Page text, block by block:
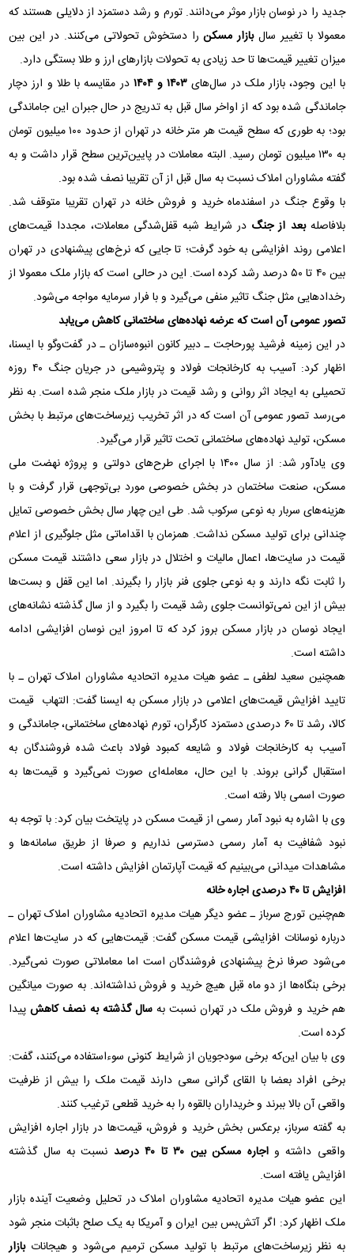
جدید را در نوسان بازار موثر می‌دانند. تورم و رشد دستمزد از دلایلی هستند که
معمولا با تغییر سالبازار مسکن را دستخوش تحولاتی می‌کنند. در این بین
میزان تغییر قیمت‌ها تا حد زیادی به تحولات بازارهای ارز و طلا بستگی دارد.
با این وجود، بازار ملک در سال‌های ۱۴۰۳ و ۱۴۰۴
در مقایسه با طلا و ارز دچار
جاماندگی شده بود که از اواخر سال قبل به تدریج در حال جبران این جاماندگی
بود؛ به طوری که سطح قیمت هر متر خانه در تهران از حدود ۱۰۰ میلیون تومان
به ۱۳۰ میلیون تومان رسید. البته معاملات در پایین‌ترین سطح قرار داشت و به
گفته مشاوران املاک نسبت به سال قبل از آن تقریبا نصف شده بود.
با وقوع جنگ در اسفندماه خرید و فروش خانه در تهران تقریبا متوقف شد.
بلافاصلهبعد از جنگ در شرایط شبه قفل‌شدگی معاملات، مجددا قیمت‌های
اعلامی روند افزایشی به خود گرفت؛ تا جایی که نرخ‌های پیشنهادی در تهران
بین ۴۰ تا ۵۰ درصد رشد کرده است. این در حالی است که بازار ملک معمولا از
رخدادهایی مثل جنگ تاثیر منفی می‌گیرد و با فرار سرمایه مواجه می‌شود.
تصور عمومی آن است که عرضه نهاده‌های ساختمانی کاهش می‌یابد
در این زمینه فرشید پورحاجت ـ دبیر کانون انبوه‌سازان ـ در گفت‌وگو با ایسنا،
اظهار کرد: آسیب به کارخانجات فولاد و پتروشیمی در جریان جنگ ۴۰ روزه
تحمیلی به ایجاد اثر روانی و رشد قیمت در بازار ملک منجر شده است. به نظر
می‌رسد تصور عمومی آن است که در اثر تخریب زیرساخت‌های مرتبط با بخش
مسکن، تولید نهاده‌های ساختمانی تحت تاثیر قرار می‌گیرد.
وی یادآور شد: از سال ۱۴۰۰ با اجرای طرح‌های دولتی و پروژه نهضت ملی
مسکن، صنعت ساختمان در بخش خصوصی مورد بی‌توجهی قرار گرفت و با
هزینه‌های سربار به نوعی سرکوب شد. طی این چهار سال بخش خصوصی تمایل
چندانی برای تولید مسکن نداشت. همزمان با اقداماتی مثل جلوگیری از اعلام
قیمت در سایت‌ها، اعمال مالیات و اختلال در بازار سعی داشتند قیمت مسکن
را ثابت نگه دارند و به نوعی جلوی فنر بازار را بگیرند. اما این قفل و بست‌ها
بیش از این نمی‌توانست جلوی رشد قیمت را بگیرد و از سال گذشته نشانه‌های
ایجاد نوسان در بازار مسکن بروز کرد که تا امروز این نوسان افزایشی ادامه
داشته است.
همچنین سعید لطفی ـ عضو هیات مدیره اتحادیه مشاوران املاک تهران ـ با
تایید افزایش قیمت‌های اعلامی در بازار مسکن به ایسنا گفت: التهاب قیمت
کالا، رشد تا ۶۰ درصدی دستمزد کارگران، تورم نهاده‌های ساختمانی، جاماندگی و
آسیب به کارخانجات فولاد و شایعه کمبود فولاد باعث شده فروشندگان به
استقبال گرانی بروند. با این حال، معامله‌ای صورت نمی‌گیرد و قیمت‌ها به
صورت اسمی بالا رفته است.
وی با اشاره به نبود آمار رسمی از قیمت مسکن در پایتخت بیان کرد: با توجه به
نبود شفافیت به آمار رسمی دسترسی نداریم و صرفا از طریق سامانه‌ها و
مشاهدات میدانی می‌بینیم که قیمت آپارتمان افزایش داشته است.
افزایش تا ۴۰ درصدی اجاره خانه
هم‌چنین تورج سرباز ـ عضو دیگر هیات مدیره اتحادیه مشاوران املاک تهران ـ
درباره نوسانات افزایشی قیمت مسکن گفت: قیمت‌هایی که در سایت‌ها اعلام
می‌شود صرفا نرخ پیشنهادی فروشندگان است اما معاملاتی صورت نمی‌گیرد.
برخی بنگاه‌ها از دو ماه قبل هیچ خرید و فروش نداشته‌اند. به صورت میانگین
هم خرید و فروش ملک در تهران نسبت به سال گذشته به نصف کاهشپیدا
کرده است.
وی با بیان این‌که برخی سودجویان از شرایط کنونی سوءاستفاده می‌کنند، گفت:
برخی افراد بعضا با القای گرانی سعی دارند قیمت ملک را بیش از ظرفیت
واقعی آن بالا ببرند و خریداران بالقوه را به خرید قطعی ترغیب کنند.
به گفته سرباز، برعکس بخش خرید و فروش، قیمت‌ها در بازار اجاره افزایش
واقعی داشته واجاره مسکن بین ۳۰ تا ۴۰ درصد
نسبت به سال گذشته
افزایش یافته است.
این عضو هیات مدیره اتحادیه مشاوران املاک در تحلیل وضعیت آینده بازار
ملک اظهار کرد: اگر آتش‌بس بین ایران و آمریکا به یک صلح باثبات منجر شود
به نظر زیرساخت‌های مرتبط با تولید مسکن ترمیم می‌شود و هیجاناتبازار